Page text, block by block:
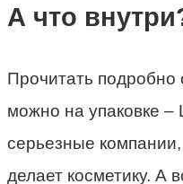
А что
Прочитать
можно на упаковке –
серьезные компании,
делает косметику. А